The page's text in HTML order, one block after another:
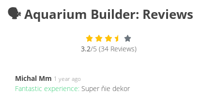
🗣️ Aquarium Builder: Reviews
3.2/5 (34 Reviews)
Michal Mm 1 year ago
Fantastic experience: Super ňie dekor